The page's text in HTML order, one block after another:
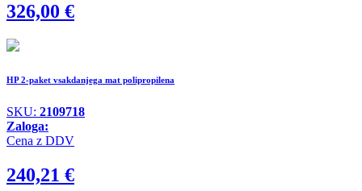
326,00 €
HP 2-paket vsakdanjega mat polipropilena
SKU: 2109718
Zaloga:
Cena z DDV
240,21 €